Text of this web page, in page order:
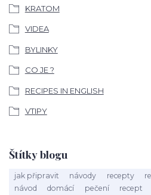
KRATOM
VIDEA
BYLINKY
CO JE ?
RECIPES IN ENGLISH
VTIPY
Štítky blogu
jak připravit návody recepty
návod
domácí pečení recept